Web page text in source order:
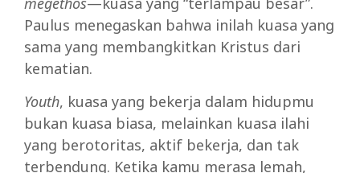
Paulus menegaskan bahwa inilah kuasa yang
sama yang membangkitkan Kristus dari
kematian.
Youth, kuasa yang bekerja dalam hidupmu
bukan kuasa biasa, melainkan kuasa ilahi
yang berotoritas, aktif bekerja, dan tak
terbendung. Ketika kamu merasa lemah,